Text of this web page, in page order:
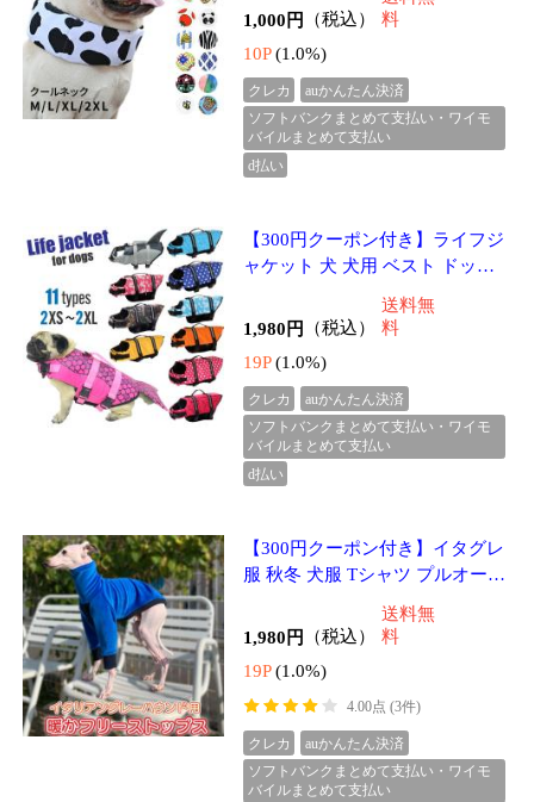
d払い
【300円クーポン付き】イタグレ
服 秋冬 犬服 Tシャツ プルオーバ
ー ハイネック トップス ロングネ
ック フリース 暖かい 防寒 長袖
1,980円（税込）
送料無
料
(1.0%)
クレカ
auかんたん決済
ソフトバンクまとめて支払い・ワイモ
バイルまとめて支払い
d払い
犬用リード 自動巻き 長さ8M 荷
重40kg 伸縮リード 巻き取り式ド
ッグリード ペット 小型犬 中型犬
大型犬 KM522G
1,980円（税込）
送料無
料
(1.0%)
4.00点 (9件)
バイルまとめて支払い
d払い